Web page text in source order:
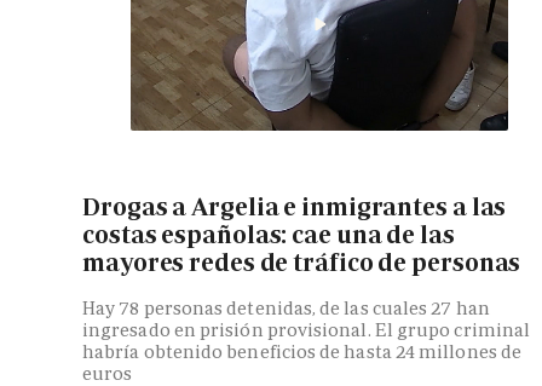
Drogas a Argelia e inmigrantes a las
costas españolas: cae una de las
mayores redes de tráfico de personas
Hay 78 personas detenidas, de las cuales 27 han
ingresado en prisión provisional. El grupo criminal
habría obtenido beneficios de hasta 24 millones de
euros